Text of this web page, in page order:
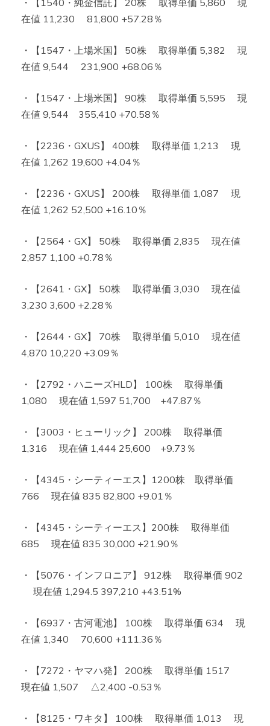
・【1540・純金信託】 20株 取得単価 5,860 現
在値 11,230 81,800 +57.28％
・【1547・上場米国】 50株 取得単価 5,382 現
在値 9,544 231,900 +68.06％
・【1547・上場米国】 90株 取得単価 5,595 現
在値 9,544 355,410 +70.58％
・【2236・GXUS】 400株 取得単価 1,213 現
在値 1,262 19,600 +4.04％
・【2236・GXUS】 200株 取得単価 1,087 現
在値 1,262 52,500 +16.10％
・【2564・GX】 50株 取得単価 2,835 現在値
2,857 1,100 +0.78％
・【2641・GX】 50株 取得単価 3,030 現在値
3,230 3,600 +2.28％
・【2644・GX】 70株 取得単価 5,010 現在値
4,870 10,220 +3.09％
・【2792・ハニーズHLD】 100株 取得単価
1,080 現在値 1,597 51,700 +47.87％
・【3003・ヒューリック】 200株 取得単価
1,316 現在値 1,444 25,600 +9.73％
・【4345・シーティーエス】1200株 取得単価
766 現在値 835 82,800 +9.01％
・【4345・シーティーエス】200株 取得単価
685 現在値 835 30,000 +21.90％
・【5076・インフロニア】 912株 取得単価 902
現在値 1,294.5 397,210 +43.51%
・【6937・古河電池】 100株 取得単価 634 現
在値 1,340 70,600 +111.36％
・【7272・ヤマハ発】 200株 取得単価 1517
現在値 1,507 △2,400 -0.53％
・【8125・ワキタ】 100株 取得単価 1,013 現